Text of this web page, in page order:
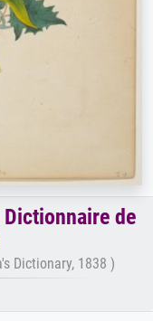
de
Dictionary, 1838 )